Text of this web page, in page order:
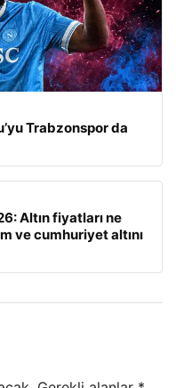
Trabzonspor da
Altın fiyatları ne
ve cumhuriyet altını